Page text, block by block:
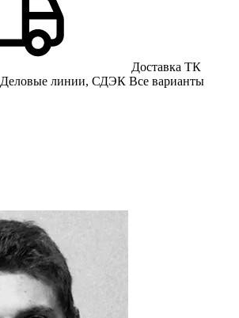
Доставка ТК
Деловые линии, СДЭК Все варианты